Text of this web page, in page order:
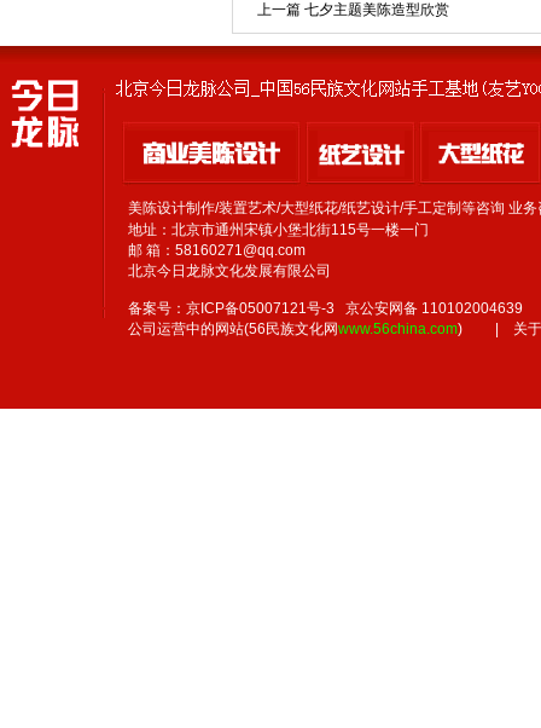
上一篇 七夕主题美陈造型欣赏
美陈设计制作/装置艺术/大型纸花/纸艺设计/手工定制等咨询 业
地址：北京市通州宋镇小堡北街115号一楼一门
邮 箱：58160271@qq.com
北京今日龙脉文化发展有限公司
备案号：京ICP备05007121号-3 京公安网备 110102004639
公司运营中的网站(56民族文化网www.56china.com) 关